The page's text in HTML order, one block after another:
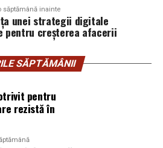
în colaborare cu Givaudan și
ai școlii sale de
proiect unic, aceștia au
să creeze fără reguli, fără
și fără limitări de cost.
de parfumuri moderne,
și al ingredientelor
mai mult decât
săptămână inainte
unei strategii digitale
pentru creșterea afacerii
SĂPTĂMÂNII
pentru
rezistă în